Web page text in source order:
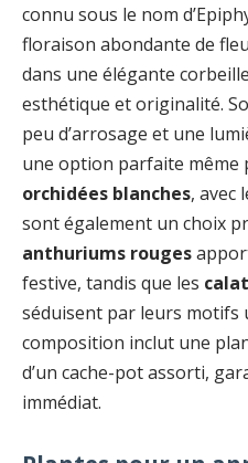
connu sous le nom
floraison abondante de
dans une élégante
esthétique et originalité.
peu d’arrosage et une
une option parfaite même
orchidées blanches, avec
sont également un choix
anthuriums rouges
festive, tandis que les
séduisent par leurs motifs
composition inclut une
d’un cache-pot assorti,
immédiat.